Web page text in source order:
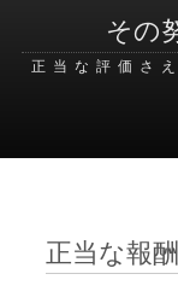
その
正当な評価さ
正当な報